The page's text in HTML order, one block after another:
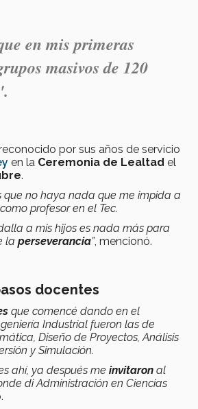
en mis primeras
masivos de 120
por sus años de servicio
en la Ceremonia de Lealtad el
.
que no haya nada que me impida a
profesor en el Tec.
a mis hijos es nada más para
la perseverancia”, mencionó.
docentes
que comencé dando en el
Industrial fueron las de
Diseño de Proyectos, Análisis
y Simulación.
ahí, ya después me invitaron al
di Administración en Ciencias